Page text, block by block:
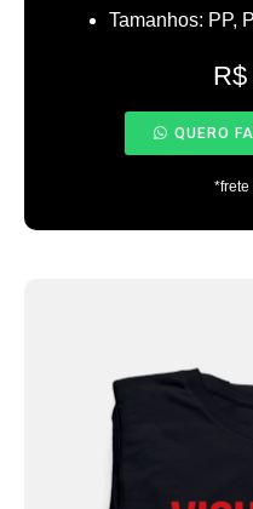
Tamanhos: PP,
R$
QUERO
*frete